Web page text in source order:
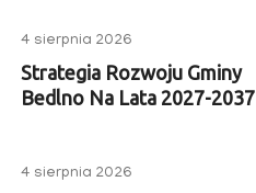
4 sierpnia 2026
Strategia Rozwoju Gminy
Bedlno Na Lata 2027-2037
4 sierpnia 2026